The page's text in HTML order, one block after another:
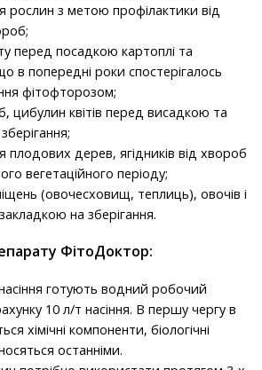
рослин з метою профілактики від
перед посадкою картоплі та
в попередні роки спостерігалось
фітофторозом;
цибулин квітів перед висадкою та
плодових дерев, ягідників від хвороб
вегетаційного періоду;
(овочесховищ, теплиць), овочів і
на зберігання.
ФітоДоктор:
готують водний робочий
10 л/т насіння. В першу чергу в
хімічні компоненти, біологічні
останніми.